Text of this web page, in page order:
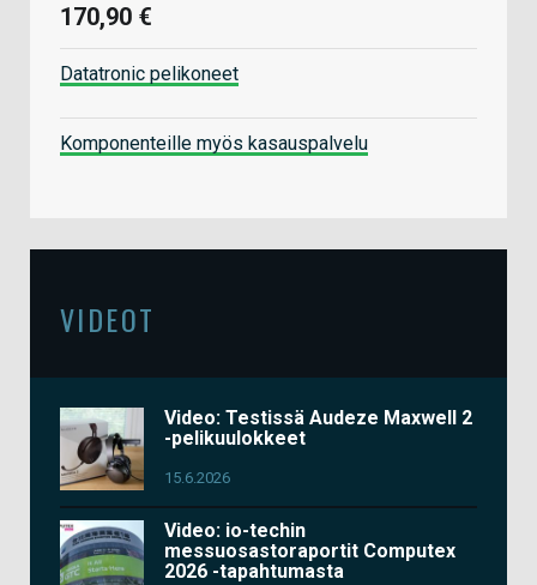
170,90 €
Datatronic pelikoneet
Komponenteille myös kasauspalvelu
VIDEOT
Video: Testissä Audeze Maxwell 2
-pelikuulokkeet
15.6.2026
Video: io-techin
messuosastoraportit Computex
2026 -tapahtumasta